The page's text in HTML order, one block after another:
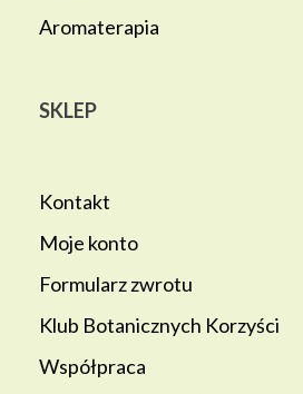
Aromaterapia
SKLEP
Kontakt
Moje konto
Formularz zwrotu
Klub Botanicznych Korzyści
Współpraca